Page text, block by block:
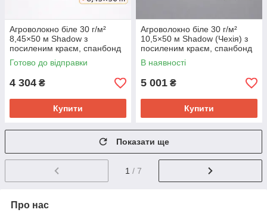
Агроволокно біле 30 г/м²
8,45×50 м Shadow з
посиленим краєм, спанбонд
для парників і укриття рослин
Готово до відправки
4 304 ₴
Купити
Агроволокно біле 30 г/м²
10,5×50 м Shadow (Чехія) з
посиленим краєм, спанбонд
для теплиць і укриття рослин
В наявності
5 001 ₴
Купити
Показати ще
1 / 7
Про нас